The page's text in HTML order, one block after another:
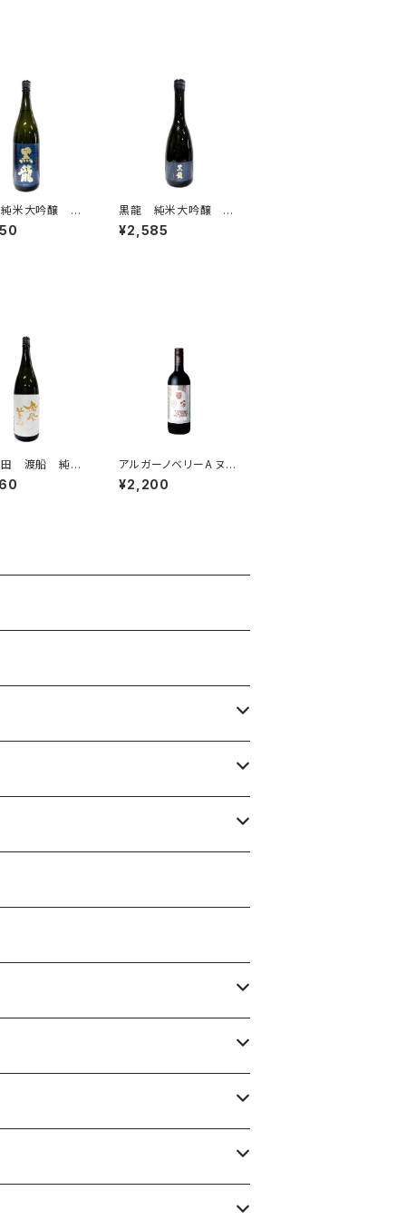
米大吟醸 さ
れ 1800ml
黒龍 純米大吟醸 さ
かほまれ 720ml
¥2,585
田 渡船 純米
無濾過本生
アルガーノベリーA ヌー
ボー 2026 赤ワイ
ン 750ml
¥2,200